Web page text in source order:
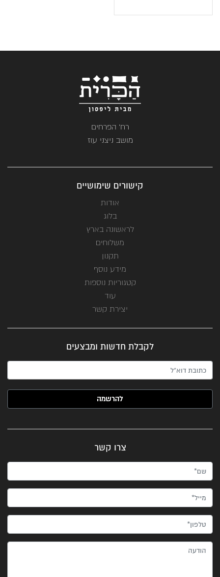
רח' הפרחים
מושב ניצני עוז
קישורים שימושיים
אודות
בלוג
לראשונה בארץ
משלוחים
תקנון
מידע נוסף
קטגוריות נוספות
עוד
יצירת קשר
לקבלת חדשות ומבצעים
האימייל שלך (חובה)
צרו קשר